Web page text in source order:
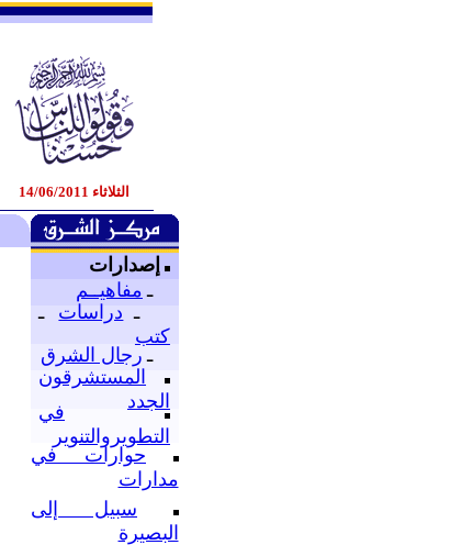
الثلاثاء 14/06/2011
إصدارات
ـ مفاهيــم
ـ دراسات
ـ
كتب
ـ رجال الشرق
المستشرقون
الجدد
في
التطويروالتنوير
حوارات في
مدارات
سبيل إلى
البصيرة